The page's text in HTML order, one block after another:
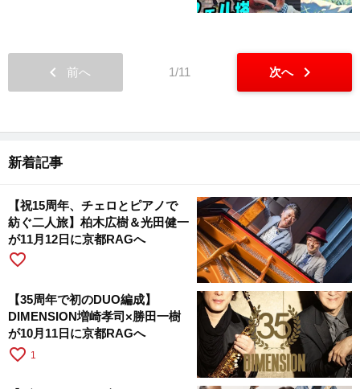
chevron_left 前へ 1/11 次へ chevron_right
新着記事
【祝15周年、チェロとピアノで
紡ぐ二人旅】柏木広樹＆光田健一
が11月12日に京都RAGへ
favorite_border
【35周年で初のDUO編成】
DIMENSION増崎孝司×勝田一樹
が10月11日に京都RAGへ
favorite_border 1